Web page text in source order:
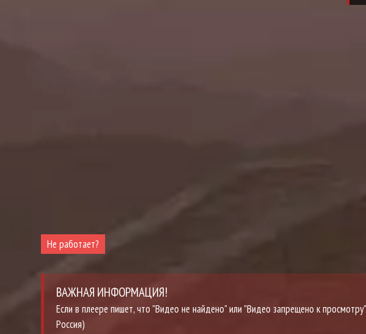
Не работает?
ВАЖНАЯ ИНФОРМАЦИЯ!
Если в плеере пишет, что "Видео не найдено" или "Видео запрещено к
Россия)